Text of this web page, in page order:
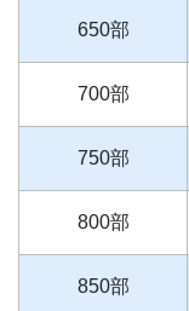
650部
700部
750部
800部
850部